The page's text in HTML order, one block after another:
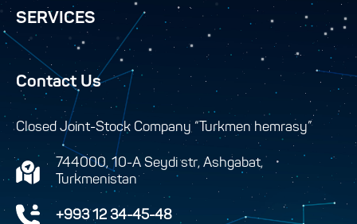
SERVICES
Contact Us
Closed Joint-Stock Company “Turkmen hemrasy”
744000, 10-A Seydi str, Ashgabat,
Turkmenistan
+993 12 34-45-48